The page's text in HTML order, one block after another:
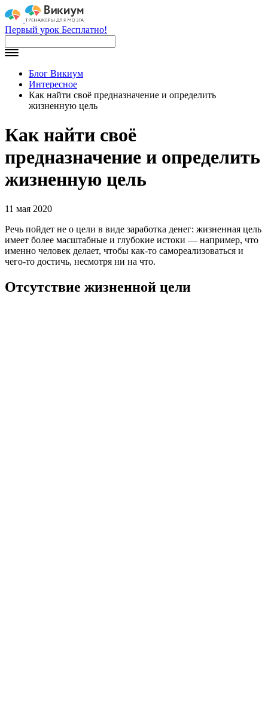
Первый урок Бесплатно!
Блог Викиум
Интересное
Как найти своё предназначение и определить
жизненную цель
Как найти своё
предназначение и определить
жизненную цель
11 мая 2020
Речь пойдет не о цели в виде заработка денег: жизненная цель
имеет более масштабные и глубокие истоки — например, что
именно человек делает, чтобы как-то самореализоваться и
чего-то достичь, несмотря ни на что.
Отсутствие жизненной цели